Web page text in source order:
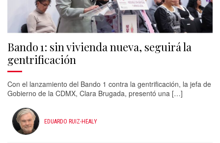
Bando 1: sin vivienda nueva, seguirá la
gentrificación
Con el lanzamiento del Bando 1 contra la gentrificación, la jefa de
Gobierno de la CDMX, Clara Brugada, presentó una […]
EDUARDO RUIZ-HEALY